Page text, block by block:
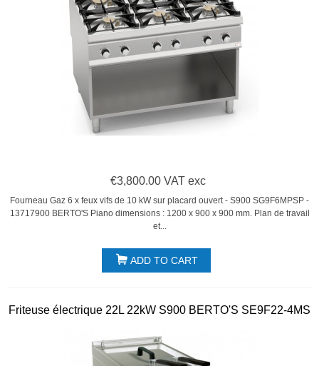
€3,800.00 VAT exc
Fourneau Gaz 6 x feux vifs de 10 kW sur placard ouvert - S900 SG9F6MPSP -
13717900 BERTO'S Piano dimensions : 1200 x 900 x 900 mm. Plan de travail
et...
ADD TO CART
Friteuse électrique 22L 22kW S900 BERTO'S SE9F22-4MS